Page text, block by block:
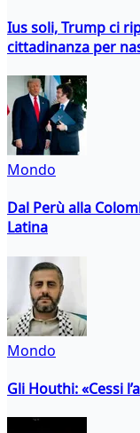
Ius soli, Trump ci
cittadinanza per
Mondo
Dal Perù alla
Latina
Mondo
Gli Houthi: «Cessi